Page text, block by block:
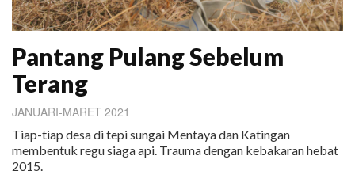
Pantang Pulang Sebelum
Terang
JANUARI-MARET 2021
Tiap-tiap desa di tepi sungai Mentaya dan Katingan
membentuk regu siaga api. Trauma dengan kebakaran hebat
2015.